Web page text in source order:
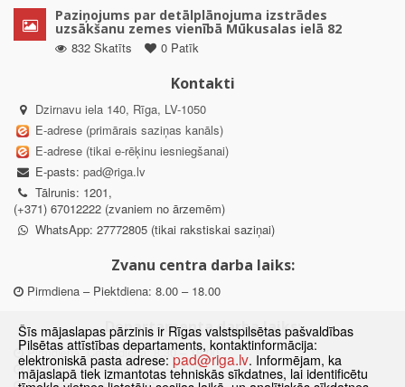
Paziņojums par detālplānojuma izstrādes
uzsākšanu zemes vienībā Mūkusalas ielā 82
832 Skatīts
0 Patīk
Kontakti
Dzirnavu iela 140, Rīga, LV-1050
E-adrese (primārais saziņas kanāls)
E-adrese (tikai e-rēķinu iesniegšanai)
E-pasts: pad@riga.lv
Tālrunis: 1201,
(+371) 67012222 (zvaniem no ārzemēm)
WhatsApp: 27772805 (tikai rakstiskai saziņai)
Zvanu centra darba laiks:
Pirmdiena – Piektdiena: 8.00 – 18.00
Departamenta darba laiks:
Pirmdiena, Ceturtdiena: 8.30 – 18.00
Otrdiena, Trešdiena: 8.30 – 17.00
Šīs mājaslapas pārzinis ir Rīgas valstspilsētas pašvaldības
Pilsētas attīstības departaments, kontaktinformācija:
elektroniskā pasta adrese: pad@riga.lv. Informējam, ka
mājaslapā tiek izmantotas tehniskās sīkdatnes, lai identificētu